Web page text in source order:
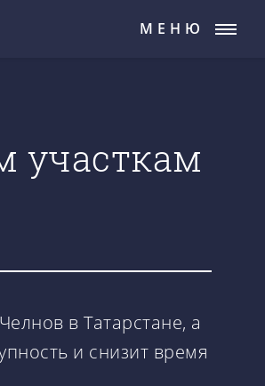
МЕНЮ
участкам
в Татарстане, а
и снизит время